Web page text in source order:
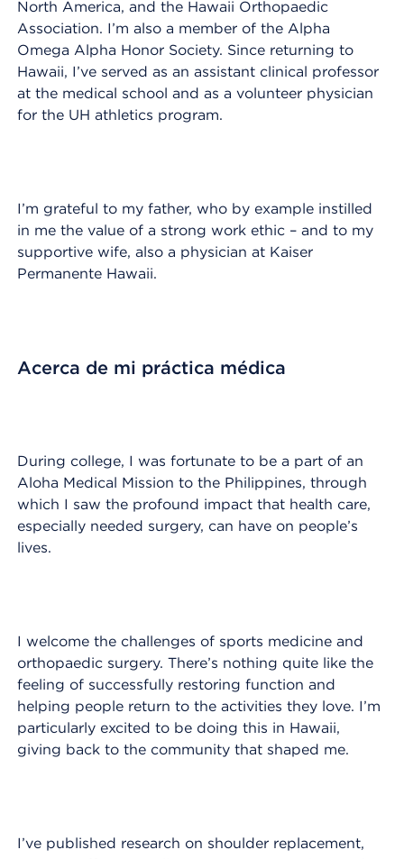
North America, and the Hawaii Orthopaedic
Association. I’m also a member of the Alpha
Omega Alpha Honor Society. Since returning to
Hawaii, I’ve served as an assistant clinical professor
at the medical school and as a volunteer physician
for the UH athletics program.
I’m grateful to my father, who by example instilled
in me the value of a strong work ethic – and to my
supportive wife, also a physician at Kaiser
Permanente Hawaii.
Acerca de mi práctica médica
During college, I was fortunate to be a part of an
Aloha Medical Mission to the Philippines, through
which I saw the profound impact that health care,
especially needed surgery, can have on people’s
lives.
I welcome the challenges of sports medicine and
orthopaedic surgery. There’s nothing quite like the
feeling of successfully restoring function and
helping people return to the activities they love. I’m
particularly excited to be doing this in Hawaii,
giving back to the community that shaped me.
I’ve published research on shoulder replacement,